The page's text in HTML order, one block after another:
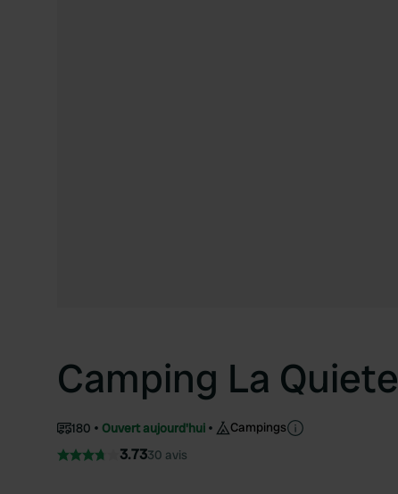
Camping La Quiete
180 Ouvert aujourd'hui Campings
3.7330 avis